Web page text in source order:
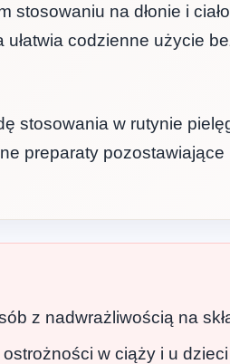
stosowaniu na dłonie i
codzienne użycie
stosowania w rutynie
preparaty
z nadwrażliwością na
w ciąży i u dzieci